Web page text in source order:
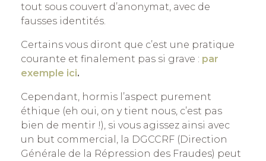
tout sous couvert d’anonymat, avec de
fausses identités.
Certains vous diront que c’est une pratique
courante et finalement pas si grave : par
exemple ici.
Cependant, hormis l’aspect purement
éthique (eh oui, on y tient nous, c’est pas
bien de mentir !), si vous agissez ainsi avec
un but commercial, la DGCCRF (Direction
Générale de la Répression des Fraudes) peut